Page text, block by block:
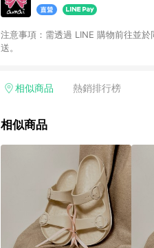
注意事項：需透過 LINE 購物前往並
送。
相似商品 熱銷排行榜
相似商品